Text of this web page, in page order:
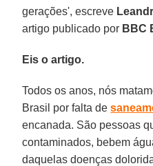
gerações', escreve
artigo publicado por BBC
Eis o artigo.
Todos os anos, nós
Brasil por falta de
encanada. São pessoas
contaminados, bebem
daquelas doenças